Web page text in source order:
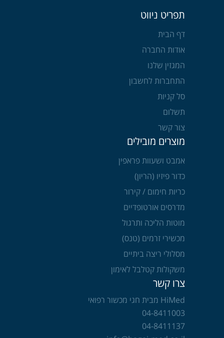
תפריט ניווט
דף הבית
אודות החברה
המגזין שלנו
התחברות לחשבון
סל קניות
תשלום
צור קשר
מוצרים מובילים
אמבט ושעוות פראפין
כדור פיזיו (הריון)
כריות חימום / קירור
מדרסים אורטופדיים
מוטות הליכה ותרגול
מכשירי זרמים (טנס)
מסלולי ריצה ביתיים
משקולות קטלבל לאימון
צרו קשר
HiMed מבית חגי מכשור רפואי
04-8411003
04-8411137